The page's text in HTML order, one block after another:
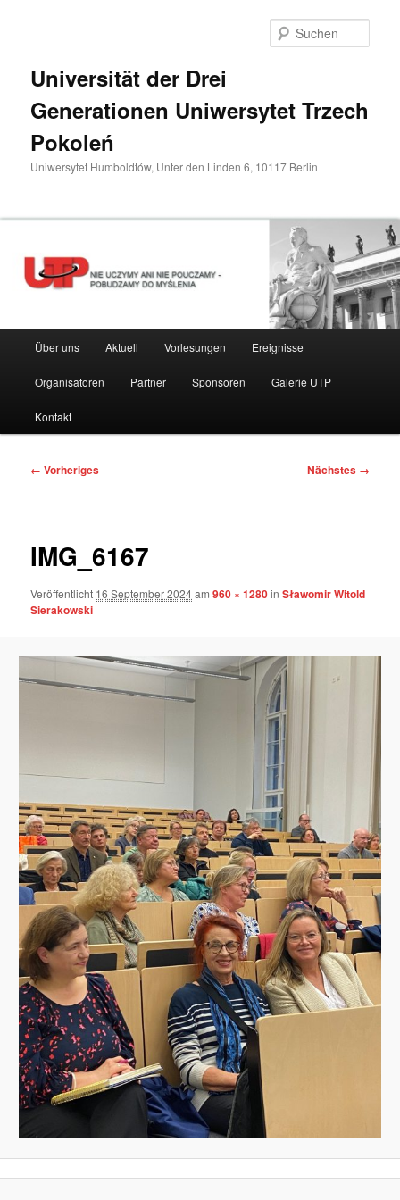
Universität der Drei
Generationen Uniwersytet Trzech
Pokoleń
Uniwersytet Humboldtów, Unter den Linden 6, 10117 Berlin
HauptmenüÜber uns Aktuell Vorlesungen Ereignisse
Organisatoren Partner Sponsoren Galerie UTP
Kontakt
Bilder-
← Vorheriges Nächstes →
IMG_6167
Veröffentlicht 16 September 2024am960 × 1280inSławomir Witold
Sierakowski